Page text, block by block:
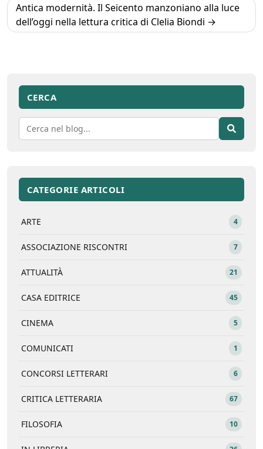
Antica modernità. Il Seicento manzoniano alla luce
dell’oggi nella lettura critica di Clelia Biondi
CERCA
CATEGORIE ARTICOLI
ARTE 4
ASSOCIAZIONE RISCONTRI 7
ATTUALITÀ 21
CASA EDITRICE 45
CINEMA 5
COMUNICATI 1
CONCORSI LETTERARI 6
CRITICA LETTERARIA 67
FILOSOFIA 10